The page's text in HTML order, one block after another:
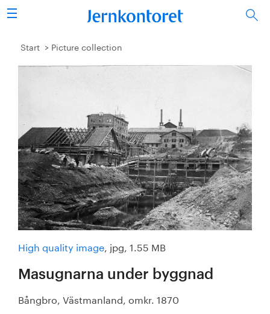
Search
Steel industry
Vision 2050
Research & education
Energy & environment
Publications
Picture collection
About us
Start Picture collection
High quality image, jpg, 1.55 MB
Masugnarna under byggnad
Bångbro, Västmanland, omkr. 1870